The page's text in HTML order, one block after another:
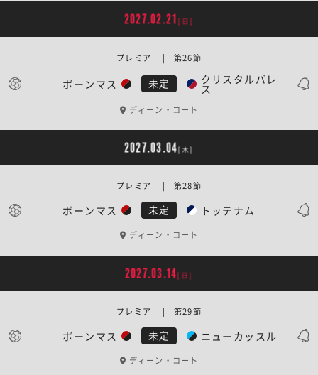
2027.02.21 [日]
ボーンマス 未定 クリスタルパレ
ス
プレミア | 第26節
ディーン・コート
2027.03.04[木]
ボーンマス 未定 トッテナム
プレミア | 第28節
ディーン・コート
2027.03.14[日]
ボーンマス 未定 ニューカッスル
プレミア | 第29節
ディーン・コート